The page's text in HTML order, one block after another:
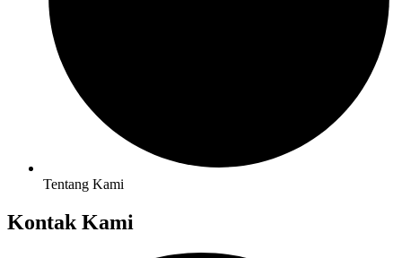
Tentang Kami
Kontak Kami